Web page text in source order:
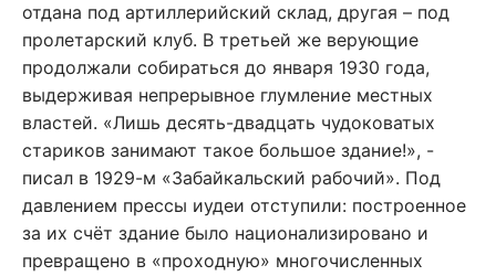
отдана под артиллерийский склад, другая – под
пролетарский клуб. В третьей же верующие
продолжали собираться до января 1930 года,
выдерживая непрерывное глумление местных
властей. «Лишь десять-двадцать чудоковатых
стариков занимают такое большое здание!», -
писал в 1929-м «Забайкальский рабочий». Под
давлением прессы иудеи отступили: построенное
за их счёт здание было национализировано и
превращено в «проходную» многочисленных